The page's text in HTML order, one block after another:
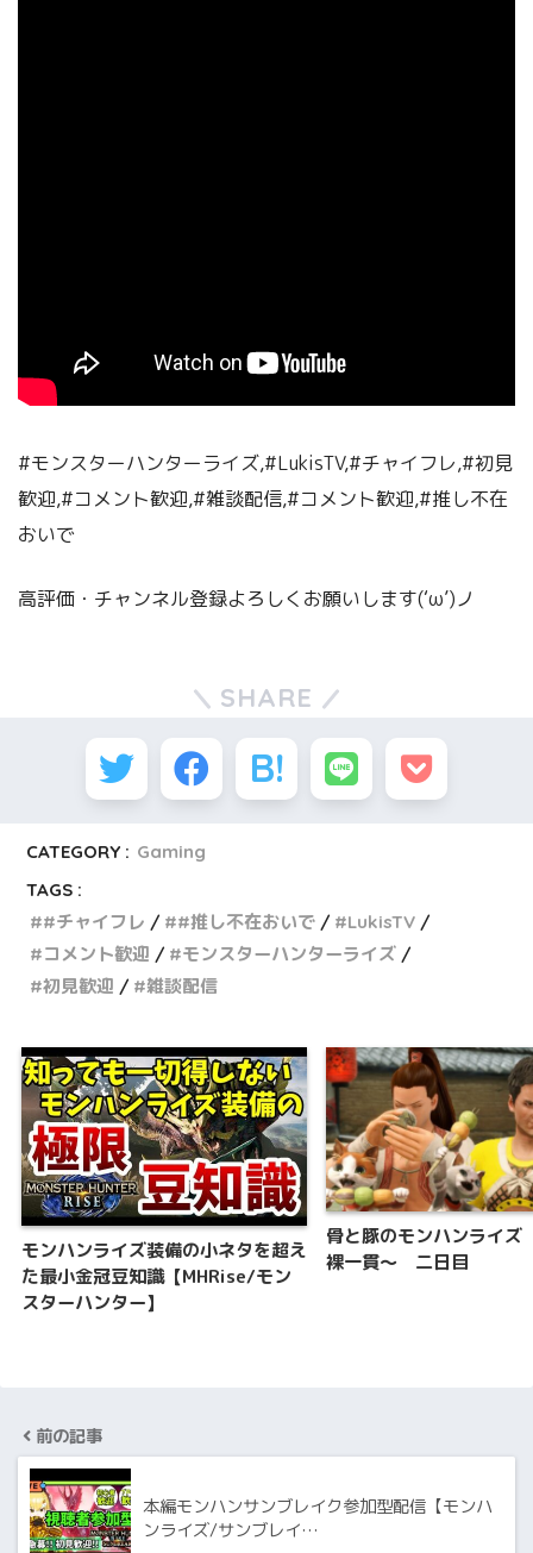
#モンスターハンターライズ,#LukisTV,#チャイフレ,#初見
歓迎,#コメント歓迎,#雑談配信,#コメント歓迎,#推し不在
おいで
高評価・チャンネル登録よろしくお願いします(‘ω’)ノ
SHARE
CATEGORY : Gaming
TAGS :
#チャイフレ
#推し不在おいで
LukisTV
コメント歓迎
モンスターハンターライズ
初見歓迎
雑談配信
モンハンライズ装備の小ネタを超え
た最小金冠豆知識【MHRise/モン
スターハンター】
骨と豚のモンハンライ
裸一貫～ 二日目
前の記事
本編モンハンサンブレイク参加型配信【モンハ
ンライズ/サンブレイ…